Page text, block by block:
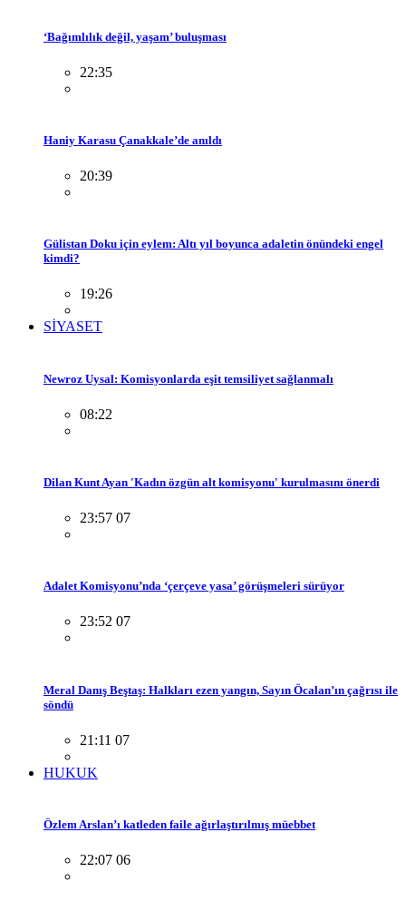
‘Bağımlılık değil, yaşam’ buluşması
22:35
Haniy Karasu Çanakkale’de anıldı
20:39
Gülistan Doku için eylem: Altı yıl boyunca adaletin önündeki engel
kimdi?
19:26
SİYASET
Newroz Uysal: Komisyonlarda eşit temsiliyet sağlanmalı
08:22
Dilan Kunt Ayan 'Kadın özgün alt komisyonu' kurulmasını önerdi
23:57 07
Adalet Komisyonu’nda ‘çerçeve yasa’ görüşmeleri sürüyor
23:52 07
Meral Danış Beştaş: Halkları ezen yangın, Sayın Öcalan’ın çağrısı ile
söndü
21:11 07
HUKUK
Özlem Arslan’ı katleden faile ağırlaştırılmış müebbet
22:07 06